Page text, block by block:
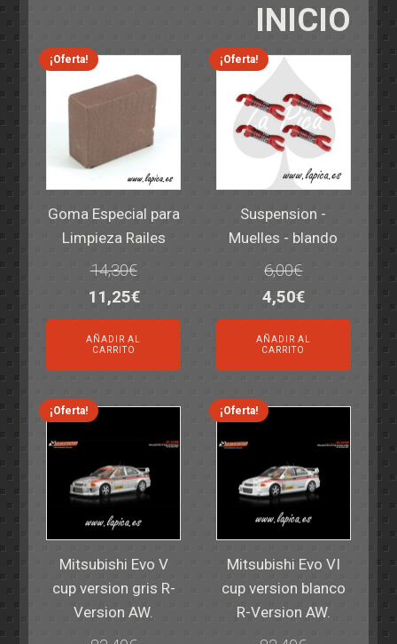
INICIO
¡Oferta!
Goma Especial para
Limpieza Railes
14,30€
El
precio
original
era:
14,30€.
11,25€El
precio
actual
es:
11,25€.
AÑADIR AL
CARRITO
¡Oferta!
Suspension -
Muelles - blando
6,00€
El
precio
original
era:
6,00€.
4,50€El
precio
actual
es:
4,50€.
AÑADIR AL
CARRITO
¡Oferta!
Mitsubishi Evo V
cup version gris R-
Version AW.
¡Oferta!
Mitsubishi Evo VI
cup version blanco
R-Version AW.